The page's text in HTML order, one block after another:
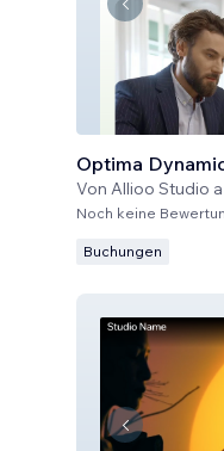
Optima
Von Allioo Studio
Noch keine
Buchungen